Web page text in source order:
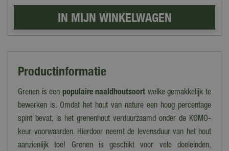
Productinformatie
Grenen is een populaire naaldhoutsoort welke gemakkelijk te
bewerken is. Omdat het hout van nature een hoog percentage
spint bevat, is het grenenhout verduurzaamd onder de KOMO-
keur voorwaarden. Hierdoor neemt de levensduur van het hout
aanzienlijk toe! Grenen is geschikt voor vele doeleinden,